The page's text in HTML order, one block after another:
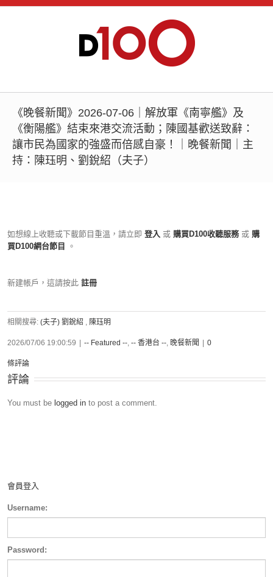
《晚餐新聞》2026-07-06｜解放軍《南寧艦》及
《衡陽艦》結束來港交流活動；陳國基歡送致辭：
讓市民為國家的強盛而倍感自豪！｜晚餐新聞｜主
持：陳珏明、劉銳紹（夫子）
如想線上收聽或下載節目重溫，請立即 登入 或 購買D100收聽服務 或 購
買D100網台節目
。
新建帳戶，這請按此 註冊
相關搜尋: (夫子) 劉銳紹 , 陳珏明
2026/07/06 19:00:59 -- Featured --, -- 香港台 --, 晚餐新聞 0
條評論
評論
You must be logged in to post a comment.
會員登入
Username:
Password: